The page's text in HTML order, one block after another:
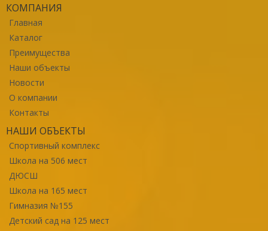
КОМПАНИЯ
Главная
Каталог
Преимущества
Наши объекты
Новости
О компании
Контакты
НАШИ ОБЪЕКТЫ
Спортивный комплекс
Школа на 506 мест
ДЮСШ
Школа на 165 мест
Гимназия №155
Детский сад на 125 мест